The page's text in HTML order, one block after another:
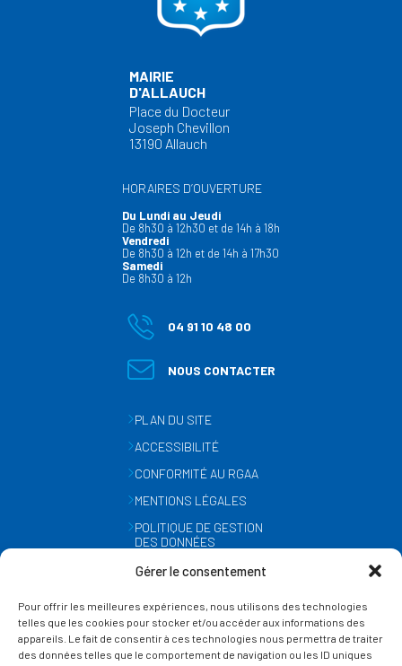
Gérer le consentement
Pour offrir les meilleures expériences, nous utilisons des technologies
telles que les cookies pour stocker et/ou accéder aux informations des
appareils. Le fait de consentir à ces technologies nous permettra de traiter
des données telles que le comportement de navigation ou les ID uniques
MAIRIE
D'ALLAUCH
Place du Docteur
Joseph Chevillon
13190 Allauch
HORAIRES D’OUVERTURE
Du Lundi au Jeudi
De 8h30 à 12h30 et de 14h à 18h
Vendredi
De 8h30 à 12h et de 14h à 17h30
Samedi
De 8h30 à 12h
04 91 10 48 00
NOUS CONTACTER
PLAN DU SITE
ACCESSIBILITÉ
CONFORMITÉ AU RGAA
MENTIONS LÉGALES
POLITIQUE DE GESTION
DES DONNÉES
GESTION DES COOKIES